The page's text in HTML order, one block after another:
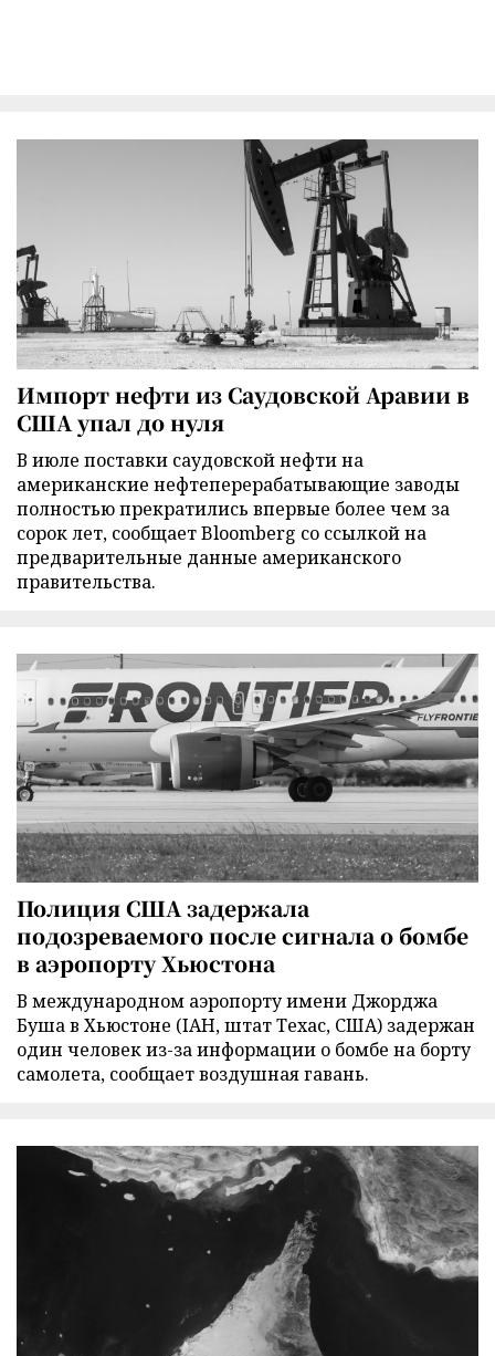
Импорт нефти из Саудовской Аравии в
США упал до нуля
В июле поставки саудовской нефти на
американские нефтеперерабатывающие заводы
полностью прекратились впервые более чем за
сорок лет, сообщает Bloomberg со ссылкой на
предварительные данные американского
правительства.
Полиция США задержала
подозреваемого после сигнала о бомбе
в аэропорту Хьюстона
В международном аэропорту имени Джорджа
Буша в Хьюстоне (IAH, штат Техас, США) задержан
один человек из-за информации о бомбе на борту
самолета, сообщает воздушная гавань.